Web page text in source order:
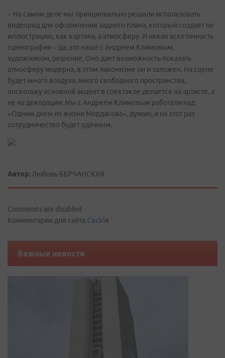
– На самом деле мы принципиально решили использовать
видеоряд для оформления заднего плана, который создает не
иллюстрацию, как картина, а атмосферу. И некая аскетичность
сценографии – да, это наше с Андреем Климовым,
художником, решение. Оно дает возможность показать
атмосферу модерна, в этом лаконизме он и заложен. На сцене
будет много воздуха, много свободного пространства,
поскольку основной акцент в спектакле делается на артисте, а
не на декорации. Мы с Андреем Климовым работали над
«Одним днем из жизни Мордасова», думаю, и на этот раз
сотрудничество будет удачным.
Автор: Любовь БЕРЧАНСКАЯ
Comments are disabled
Комментарии для сайта Cackle
Важные новости